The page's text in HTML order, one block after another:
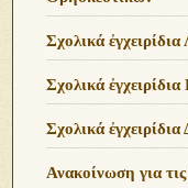
Σχολικά
Σχολικά
Σχολικά
Ανακοίνωση για